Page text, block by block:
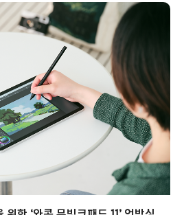
흐름 속에서 한층 넓어진 작업 화면과
무빙크패드 프로 14’의 국내 출시 소식과
. 가볍고 얇은 디자인, 넓은 작업 영역을
은 구성품부터 실제 사용 강점까지 언박싱을
와콤 무빙크패드 프로 14 언박..